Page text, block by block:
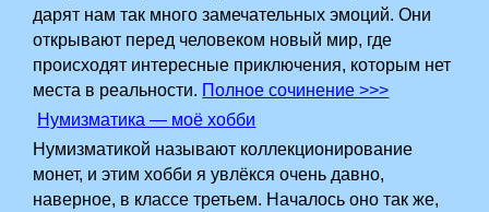
дарят нам так много замечательных эмоций. Они
открывают перед человеком новый мир, где
происходят интересные приключения, которым нет
места в реальности. Полное сочинение >>>
Нумизматика — моё хобби
Нумизматикой называют коллекционирование
монет, и этим хобби я увлёкся очень давно,
наверное, в классе третьем. Началось оно так же,